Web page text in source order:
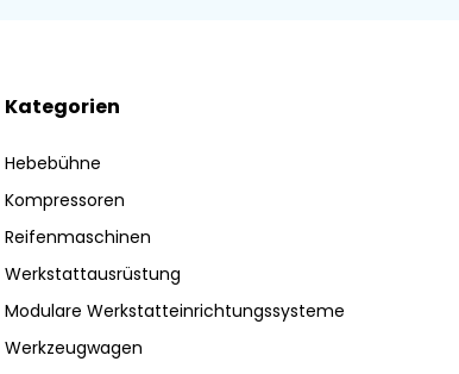
Kategorien
Hebebühne
Kompressoren
Reifenmaschinen
Werkstattausrüstung
Modulare Werkstatteinrichtungssysteme
Werkzeugwagen